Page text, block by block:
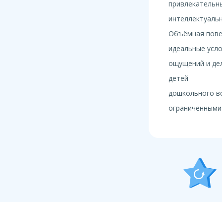
Объёмная
идеальные
ощущений и
детей
дошкольного